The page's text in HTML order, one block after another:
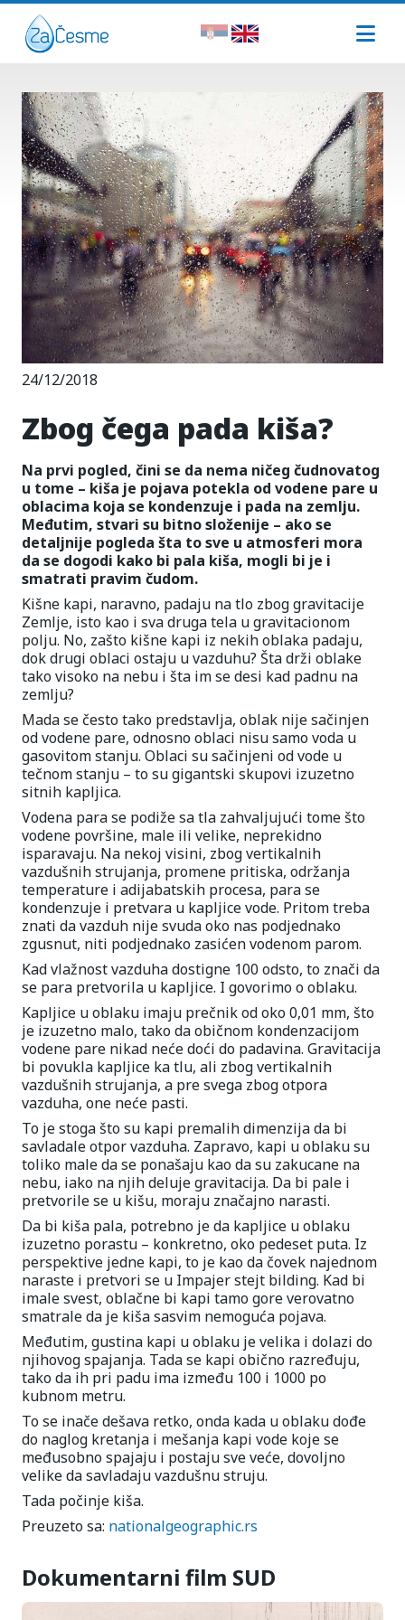
24/12/2018
Zbog čega pada kiša?
Na prvi pogled, čini se da nema ničeg čudnovatog
u tome – kiša je pojava potekla od vodene pare u
oblacima koja se kondenzuje i pada na zemlju.
Međutim, stvari su bitno složenije – ako se
detaljnije pogleda šta to sve u atmosferi mora
da se dogodi kako bi pala kiša, mogli bi je i
smatrati pravim čudom.
Kišne kapi, naravno, padaju na tlo zbog gravitacije
Zemlje, isto kao i sva druga tela u gravitacionom
polju. No, zašto kišne kapi iz nekih oblaka padaju,
dok drugi oblaci ostaju u vazduhu? Šta drži oblake
tako visoko na nebu i šta im se desi kad padnu na
zemlju?
Mada se često tako predstavlja, oblak nije sačinjen
od vodene pare, odnosno oblaci nisu samo voda u
gasovitom stanju. Oblaci su sačinjeni od vode u
tečnom stanju – to su gigantski skupovi izuzetno
sitnih kapljica.
Vodena para se podiže sa tla zahvaljujući tome što
vodene površine, male ili velike, neprekidno
isparavaju. Na nekoj visini, zbog vertikalnih
vazdušnih strujanja, promene pritiska, održanja
temperature i adijabatskih procesa, para se
kondenzuje i pretvara u kapljice vode. Pritom treba
znati da vazduh nije svuda oko nas podjednako
zgusnut, niti podjednako zasićen vodenom parom.
Kad vlažnost vazduha dostigne 100 odsto, to znači da
se para pretvorila u kapljice. I govorimo o oblaku.
Kapljice u oblaku imaju prečnik od oko 0,01 mm, što
je izuzetno malo, tako da običnom kondenzacijom
vodene pare nikad neće doći do padavina. Gravitacija
bi povukla kapljice ka tlu, ali zbog vertikalnih
vazdušnih strujanja, a pre svega zbog otpora
vazduha, one neće pasti.
To je stoga što su kapi premalih dimenzija da bi
savladale otpor vazduha. Zapravo, kapi u oblaku su
toliko male da se ponašaju kao da su zakucane na
nebu, iako na njih deluje gravitacija. Da bi pale i
pretvorile se u kišu, moraju značajno narasti.
Da bi kiša pala, potrebno je da kapljice u oblaku
izuzetno porastu – konkretno, oko pedeset puta. Iz
perspektive jedne kapi, to je kao da čovek najednom
naraste i pretvori se u Impajer stejt bilding. Kad bi
imale svest, oblačne bi kapi tamo gore verovatno
smatrale da je kiša sasvim nemoguća pojava.
Međutim, gustina kapi u oblaku je velika i dolazi do
njihovog spajanja. Tada se kapi obično razređuju,
tako da ih pri padu ima između 100 i 1000 po
kubnom metru.
To se inače dešava retko, onda kada u oblaku dođe
do naglog kretanja i mešanja kapi vode koje se
međusobno spajaju i postaju sve veće, dovoljno
velike da savladaju vazdušnu struju.
Tada počinje kiša.
Preuzeto sa: nationalgeographic.rs
Dokumentarni film SUD